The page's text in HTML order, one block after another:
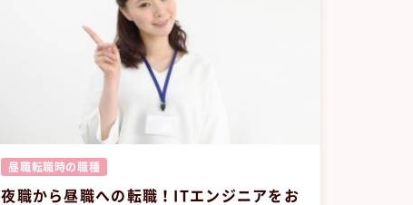
昼職転職時の職種
夜職から昼職への転職！ITエンジニアをお